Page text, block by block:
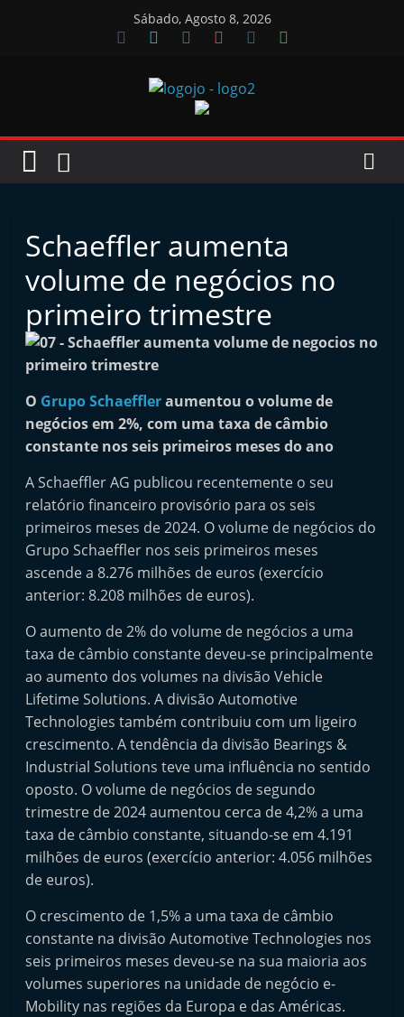
Sábado, Agosto 8, 2026
Jornal
o
r
n
a
i
n
e
p
e
n
d
t
e
d
o
A
f
t
e
a
r
e
Schaeffler aumenta
volume de negócios no
primeiro trimestre
O Grupo Schaeffleraumentou o volume de
negócios em 2%, com uma taxa de câmbio
constante nos seis primeiros meses do ano
A Schaeffler AG publicou recentemente o seu
relatório financeiro provisório para os seis
primeiros meses de 2024. O volume de negócios do
Grupo Schaeffler nos seis primeiros meses
ascende a 8.276 milhões de euros (exercício
anterior: 8.208 milhões de euros).
O aumento de 2% do volume de negócios a uma
taxa de câmbio constante deveu-se principalmente
ao aumento dos volumes na divisão Vehicle
Lifetime Solutions. A divisão Automotive
Technologies também contribuiu com um ligeiro
crescimento. A tendência da divisão Bearings &
Industrial Solutions teve uma influência no sentido
oposto. O volume de negócios de segundo
trimestre de 2024 aumentou cerca de 4,2% a uma
taxa de câmbio constante, situando-se em 4.191
milhões de euros (exercício anterior: 4.056 milhões
de euros).
O crescimento de 1,5% a uma taxa de câmbio
constante na divisão Automotive Technologies nos
seis primeiros meses deveu-se na sua maioria aos
volumes superiores na unidade de negócio e-
Mobility nas regiões da Europa e das Américas.